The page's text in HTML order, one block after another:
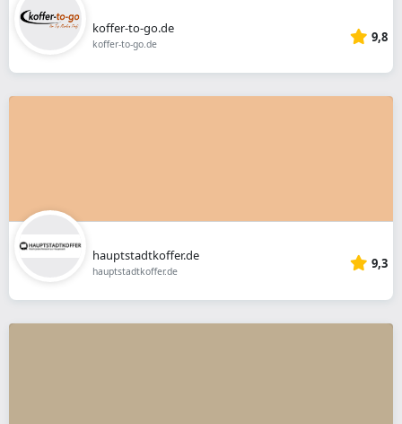
koffer-to-go.de
koffer-to-go.de 9,8
hauptstadtkoffer.de
hauptstadtkoffer.de 9,3